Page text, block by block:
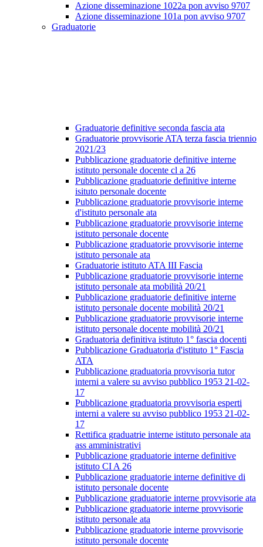
Azione disseminazione 1022a pon avviso 9707
Azione disseminazione 101a pon avviso 9707
Graduatorie
Graduatorie definitive seconda fascia ata
Graduatorie provvisorie ATA terza fascia triennio
2021/23
Pubblicazione graduatorie definitive interne
istituto personale docente cl a 26
Pubblicazione graduatorie definitive interne
isituto personale docente
Pubblicazione graduatorie provvisorie interne
d'istituto personale ata
Pubblicazione graduatorie provvisorie interne
istituto personale docente
Pubblicazione graduatorie provvisorie interne
istituto personale ata
Graduatorie istituto ATA III Fascia
Pubblicazione graduatorie provvisorie interne
istituto personale ata mobilità 20/21
Pubblicazione graduatorie definitive interne
istituto personale docente mobilità 20/21
Pubblicazione graduatorie provvisorie interne
istituto personale docente mobilità 20/21
Graduatoria definitiva istituto 1° fascia docenti
Pubblicazione Graduatoria d'istituto 1° Fascia
ATA
Pubblicazione graduatoria provvisoria tutor
interni a valere su avviso pubblico 1953 21-02-
17
Pubblicazione graduatoria provvisoria esperti
interni a valere su avviso pubblico 1953 21-02-
17
Rettifica graduatrie interne istituto personale ata
ass amministrativi
Pubblicazione graduatorie interne definitive
istituto CI A 26
Pubblicazione graduatorie interne definitive di
istituto personale docente
Pubblicazione graduatorie interne provvisorie ata
Pubblicazione graduatorie interne provvisorie
istituto personale ata
Pubblicazione graduatorie interne provvisorie
istituto personale docente